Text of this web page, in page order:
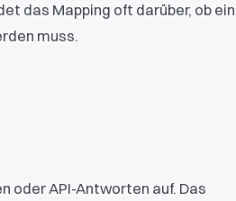
das Mapping oft darüber, ob ein
muss.
oder API-Antworten auf. Das